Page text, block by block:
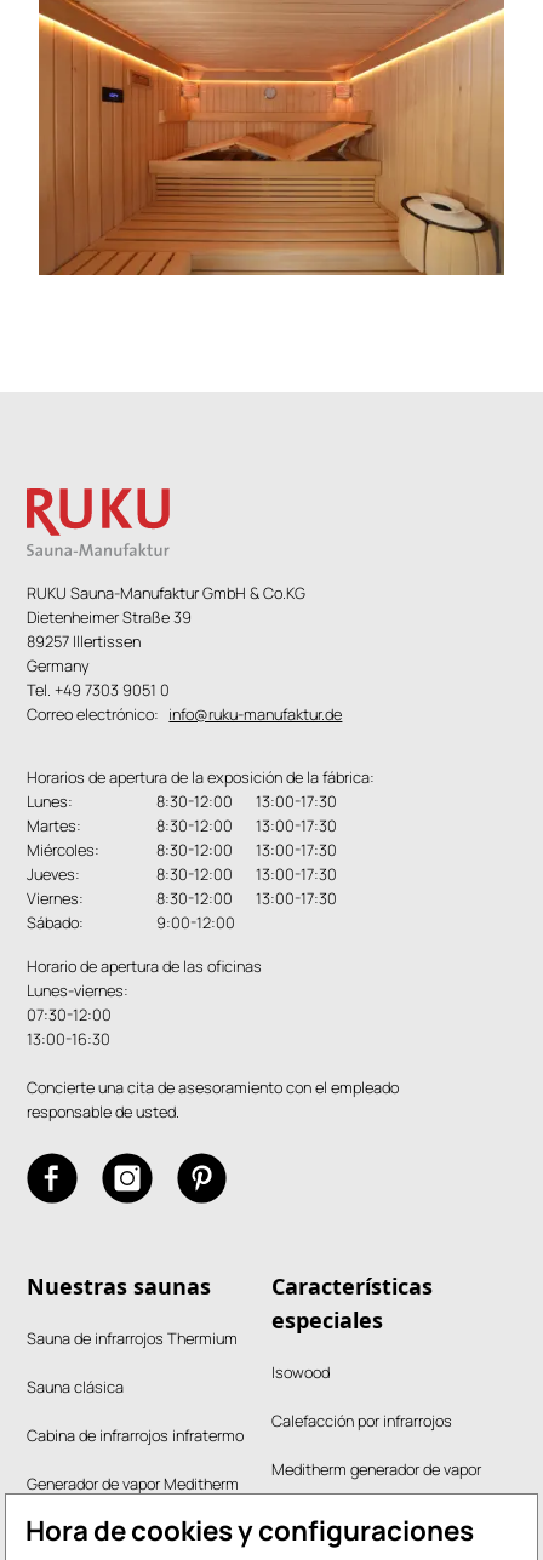
Hora de cookies y configuraciones
RUKU Sauna-Manufaktur GmbH & Co.KG
Dietenheimer Straße 39
89257 Illertissen
Germany
Tel. +49 7303 9051 0
Correo electrónico: info@ruku-manufaktur.de
Horarios de apertura de la exposición de la fábrica:
Lunes:
8:30-12:00 13:00-17:30
Martes:
8:30-12:00 13:00-17:30
Miércoles:
8:30-12:00 13:00-17:30
Jueves:
8:30-12:00 13:00-17:30
Viernes:
8:30-12:00 13:00-17:30
Sábado:
9:00-12:00
Horario de apertura de las oficinas
Lunes-viernes:
07:30-12:00
13:00-16:30
Concierte una cita de asesoramiento con el empleado
responsable de usted.
Nuestras saunas
Sauna de infrarrojos Thermium
Sauna clásica
Cabina de infrarrojos infratermo
Generador de vapor Meditherm
Sauna de jardín / sauna al aire libre
Características
especiales
Isowood
Calefacción por infrarrojos
Meditherm generador de vapor
Ventilación de tres cámaras